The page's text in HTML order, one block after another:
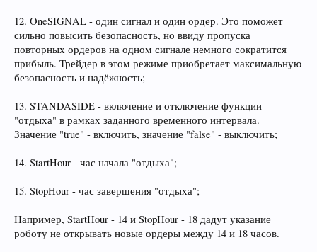
12. OneSIGNAL - один сигнал и один ордер. Это поможет
сильно повысить безопасность, но ввиду пропуска
повторных ордеров на одном сигнале немного сократится
прибыль. Трейдер в этом режиме приобретает максимальную
безопасность и надёжность;
13. STANDASIDE - включение и отключение функции
"отдыха" в рамках заданного временного интервала.
Значение "true" - включить, значение "false" - выключить;
14. StartHour - час начала "отдыха";
15. StopHour - час завершения "отдыха";
Например, StartHour - 14 и StopHour - 18 дадут указание
роботу не открывать новые ордеры между 14 и 18 часов.